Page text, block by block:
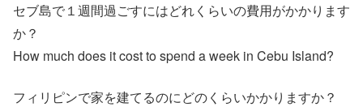
セブ島で１週間過ごすにはどれくらいの費用がかかります
か？
How much does it cost to spend a week in Cebu Island?
フィリピンで家を建てるのにどのくらいかかりますか？